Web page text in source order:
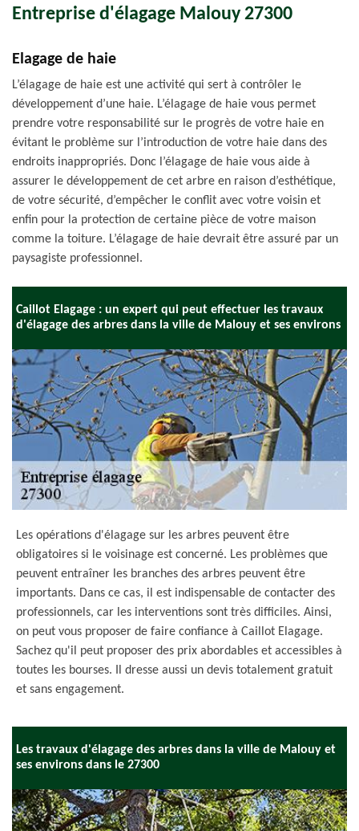
Entreprise d'élagage Malouy 27300
Elagage de haie
L’élagage de haie est une activité qui sert à contrôler le
développement d’une haie. L’élagage de haie vous permet
prendre votre responsabilité sur le progrès de votre haie en
évitant le problème sur l’introduction de votre haie dans des
endroits inappropriés. Donc l’élagage de haie vous aide à
assurer le développement de cet arbre en raison d’esthétique,
de votre sécurité, d’empêcher le conflit avec votre voisin et
enfin pour la protection de certaine pièce de votre maison
comme la toiture. L’élagage de haie devrait être assuré par un
paysagiste professionnel.
Caillot Elagage : un expert qui peut effectuer les travaux
d'élagage des arbres dans la ville de Malouy et ses environs
Les opérations d'élagage sur les arbres peuvent être
obligatoires si le voisinage est concerné. Les problèmes que
peuvent entraîner les branches des arbres peuvent être
importants. Dans ce cas, il est indispensable de contacter des
professionnels, car les interventions sont très difficiles. Ainsi,
on peut vous proposer de faire confiance à Caillot Elagage.
Sachez qu'il peut proposer des prix abordables et accessibles à
toutes les bourses. Il dresse aussi un devis totalement gratuit
et sans engagement.
Les travaux d'élagage des arbres dans la ville de Malouy et
ses environs dans le 27300